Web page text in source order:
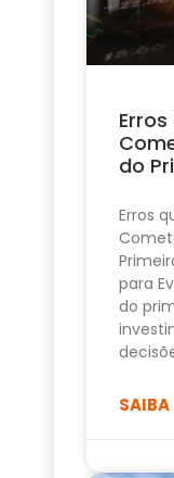
do
Erros
para
do
SAIBA